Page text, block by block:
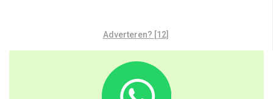
Adverteren? [12]